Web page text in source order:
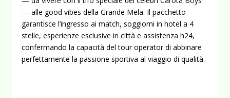
— alle good vibes della Grande Mela. Il pacchetto
garantisce l’ingresso ai match, soggiorni in hotel a 4
stelle, esperienze esclusive in città e assistenza h24,
confermando la capacità del tour operator di abbinare
perfettamente la passione sportiva al viaggio di qualità.